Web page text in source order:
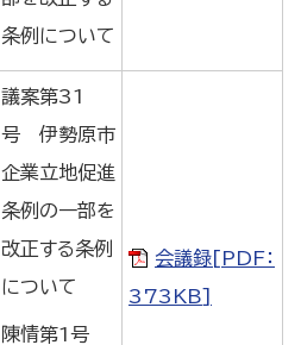
条例について
議案第31
号 伊勢原市
企業立地促進
条例の一部を
改正する条例
について
陳情第1号
会議録[PDF：
373KB]